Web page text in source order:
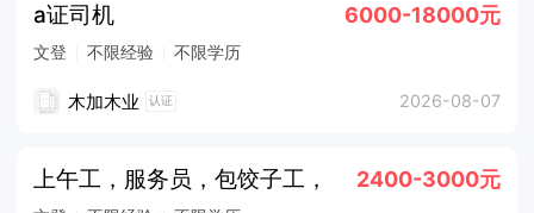
a证司机 6000-18000元
文登 不限经验 不限学历
木加木业 认证 2026-08-07
上午工，服务员，包饺子工， 2400-3000元